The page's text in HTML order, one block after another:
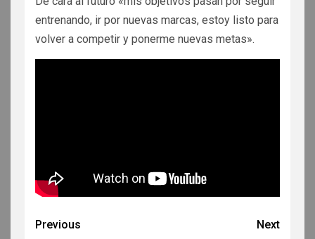
entrenando, ir por nuevas marcas, estoy listo para
volver a competir y ponerme nuevas metas».
Previous
Next